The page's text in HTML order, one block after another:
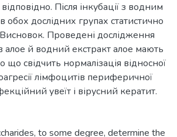
Після інкубації з водним
дослідних групах статистично
Проведені дослідження
алое й водний екстракт алое мають
свідчить нормалізація відносної
лімфоцитів периферичної
увеїт і вірусний кератит.
to some degree, determine the